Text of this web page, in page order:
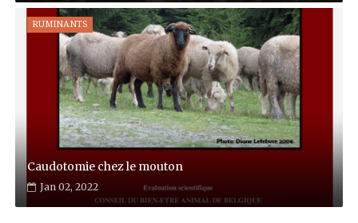
RUMINANTS
Caudotomie chez le mouton
Jan 02, 2022